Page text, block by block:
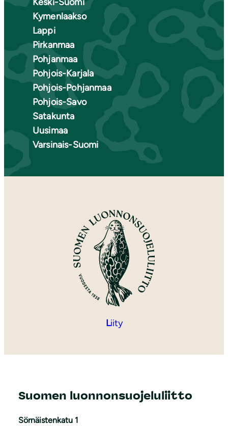
Kymenlaakso
Lappi
Pirkanmaa
Pohjanmaa
Pohjois-Karjala
Pohjois-Pohjanmaa
Pohjois-Savo
Satakunta
Uusimaa
Varsinais-Suomi
Liity
Suomen luonnonsuojeluliitto
Sörnäistenkatu 1